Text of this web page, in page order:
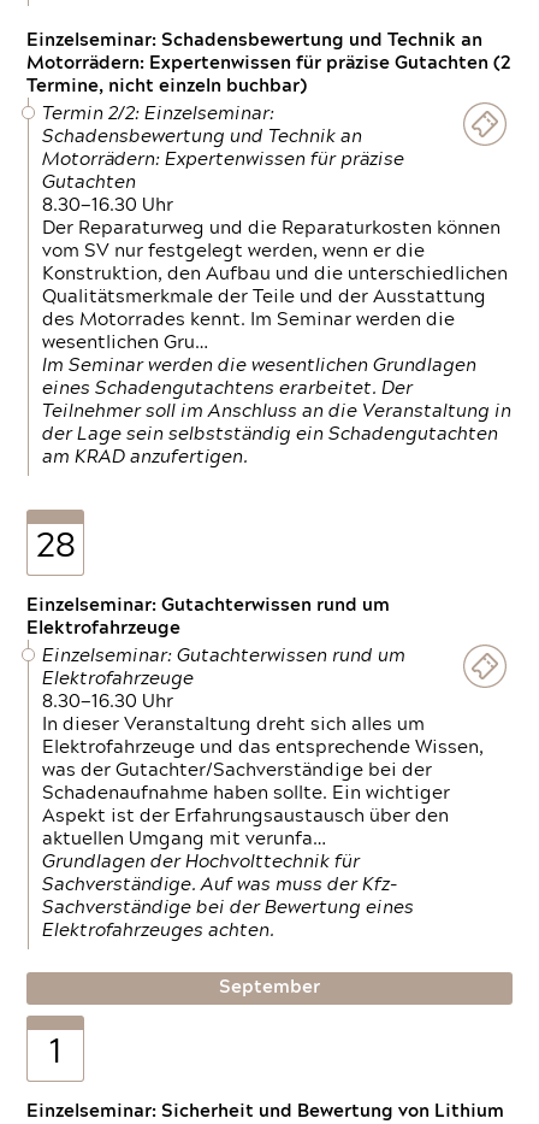
Einzelseminar: Schadensbewertung und Technik an
Motorrädern: Expertenwissen für präzise Gutachten (2
Termine, nicht einzeln buchbar)
Termin 2/2: Einzelseminar:
Schadensbewertung und Technik an
Motorrädern: Expertenwissen für präzise
Gutachten
8.30—16.30 Uhr
Der Reparaturweg und die Reparaturkosten können
vom SV nur festgelegt werden, wenn er die
Konstruktion, den Aufbau und die unterschiedlichen
Qualitätsmerkmale der Teile und der Ausstattung
des Motorrades kennt. Im Seminar werden die
wesentlichen Gru…
Im Seminar werden die wesentlichen Grundlagen
eines Schadengutachtens erarbeitet. Der
Teilnehmer soll im Anschluss an die Veranstaltung in
der Lage sein selbstständig ein Schadengutachten
am KRAD anzufertigen.
28
Einzelseminar: Gutachterwissen rund um
Elektrofahrzeuge
Einzelseminar: Gutachterwissen rund um
Elektrofahrzeuge
8.30—16.30 Uhr
In dieser Veranstaltung dreht sich alles um
Elektrofahrzeuge und das entsprechende Wissen,
was der Gutachter/Sachverständige bei der
Schadenaufnahme haben sollte. Ein wichtiger
Aspekt ist der Erfahrungsaustausch über den
aktuellen Umgang mit verunfa…
Grundlagen der Hochvolttechnik für
Sachverständige. Auf was muss der Kfz-
Sachverständige bei der Bewertung eines
Elektrofahrzeuges achten.
September
1
Einzelseminar: Sicherheit und Bewertung von Lithium